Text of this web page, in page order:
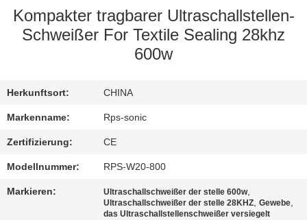
QUALITÄTSKONTROLLE
SIE
MIT
UNS
IN
VERBINDUNG
Kompakter tragbarer Ultraschallstellen-
Schweißer For Textile Sealing 28khz
600w
Herkunftsort: CHINA
Markenname: Rps-sonic
Zertifizierung: CE
Modellnummer: RPS-W20-800
Markieren: Ultraschallschweißer der stelle 600w,
Ultraschallschweißer der stelle 28KHZ,Gewebe,
das Ultraschallstellenschweißer versiegelt